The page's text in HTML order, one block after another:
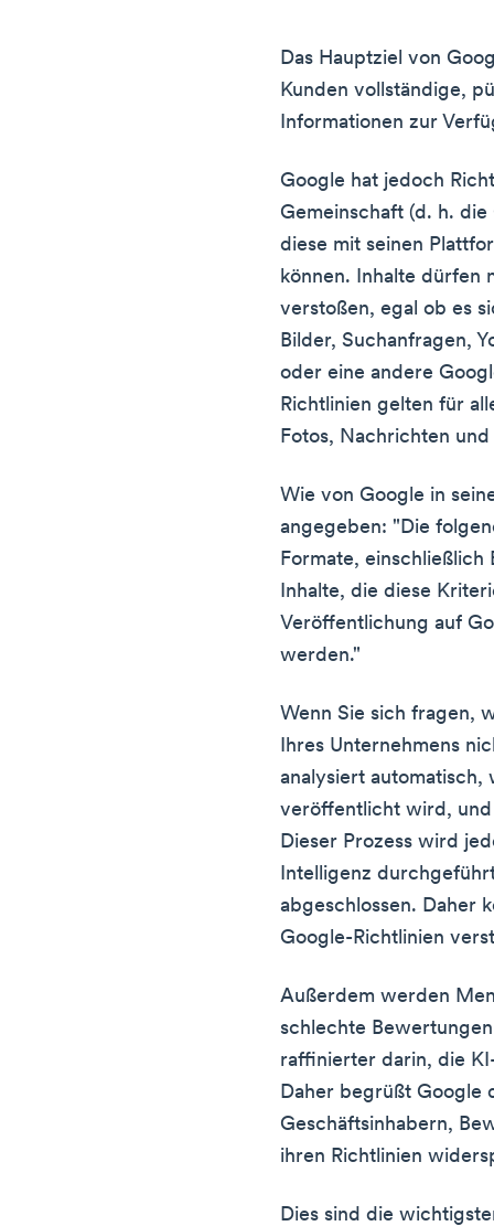
Das Hauptziel von
Kunden vollständige,
Informationen zur
Google hat jedoch
Gemeinschaft (d. h.
diese mit seinen
können. Inhalte dürfen
verstoßen, egal ob es
Bilder, Suchanfragen,
oder eine andere
Richtlinien gelten für
Fotos, Nachrichten
Wie von Google in
angegeben: "Die
Formate, einschließlich
Inhalte, die diese
Veröffentlichung auf
werden."
Wenn Sie sich fragen,
Ihres Unternehmens
analysiert automatisch,
veröffentlicht wird, und
Dieser Prozess wird
Intelligenz
abgeschlossen. Daher
Google-Richtlinien
Außerdem werden
schlechte
raffinierter darin, die
Daher begrüßt Google
Geschäftsinhabern,
ihren Richtlinien
Dies sind die